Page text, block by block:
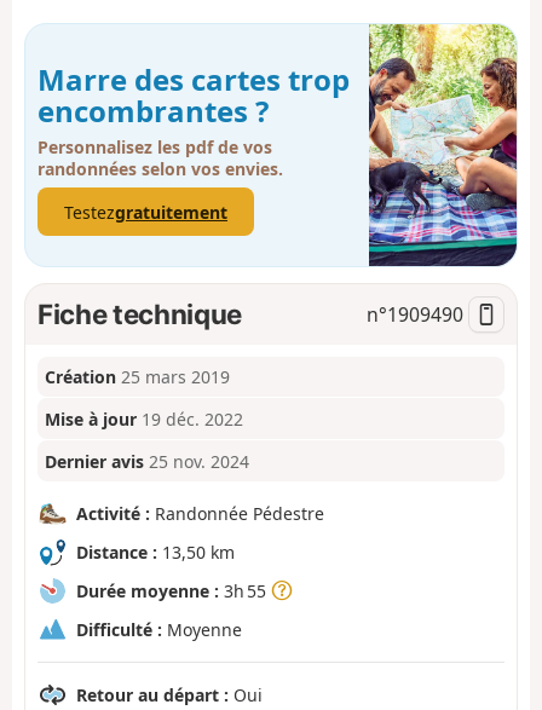
Marre des cartes trop
encombrantes ?
Personnalisez les pdf de vos
randonnées selon vos envies.
Testezgratuitement
Fiche technique n°1909490
Création 25 mars 2019
Mise à jour 19 déc. 2022
Dernier avis 25 nov. 2024
Activité : Randonnée Pédestre
Distance : 13,50 km
Durée moyenne : 3h 55
Difficulté : Moyenne
Retour au départ : Oui